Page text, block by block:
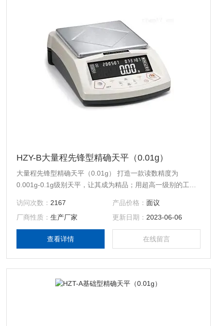
HZY-B大量程先锋型精确天平（0.01g）
大量程先锋型精确天平（0.01g） 打造一款读数精度为
0.001g-0.1g级别天平，让其成为精品；用超高一级别的工艺
拥有这一级别同类产品所不具有的金属外壳及更新颖的防风结
构，外观精致、坚固，称重示值反应快，灵敏性与稳定性相互
兼容等特点。
访问次数： 2167 产品价格： 面议
厂商性质：生产厂家 更新日期： 2023-06-06
查看详情 在线留言